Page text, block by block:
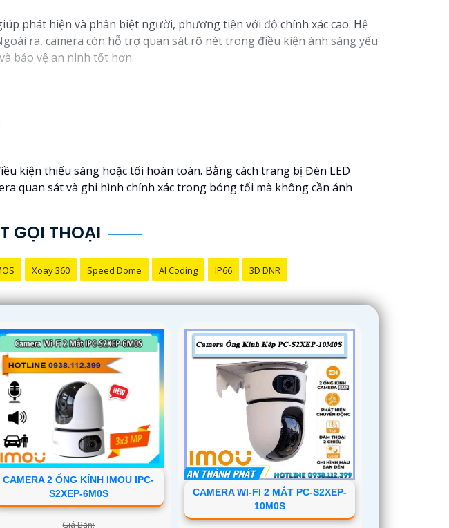
phát hiện và phân biệt người, phương tiện với độ chính xác cao. Hệ
ra, camera còn hỗ trợ quan sát rõ nét trong điều kiện ánh sáng yếu
bảo vệ an ninh tốt hơn.
kiện thiếu sáng hoặc tối hoàn toàn. Bằng cách trang bị Đèn LED
quan sát và ghi hình chính xác trong bóng tối mà không cần ánh
GỌI THOẠI
Xoay 360 Speed Dome AI Coding IP66 3D DNR
CAMERA 2 ỐNG KÍNH IMOU IPC-
S2XEP-6M0S
Giá Bán:
CAMERA WI-FI 2 MẮT PC-S2XEP-
10M0S